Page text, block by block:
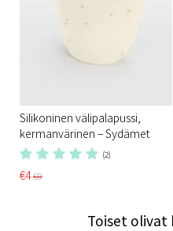
Silikoninen välipalapussi,
kermanvärinen – Sydämet
(2)
€4€8
Toiset